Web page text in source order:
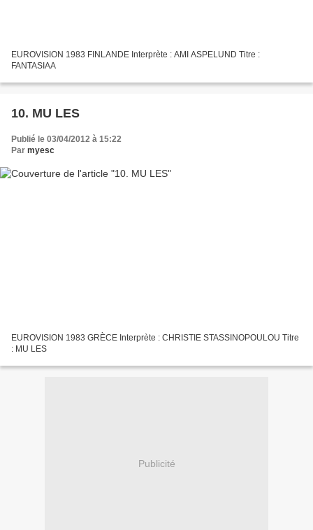
EUROVISION 1983 FINLANDE Interprète : AMI ASPELUND Titre :
FANTASIAA
10. MU LES
Publié le 03/04/2012 à 15:22
Par myesc
EUROVISION 1983 GRÈCE Interprète : CHRISTIE STASSINOPOULOU Titre
: MU LES
Publicité